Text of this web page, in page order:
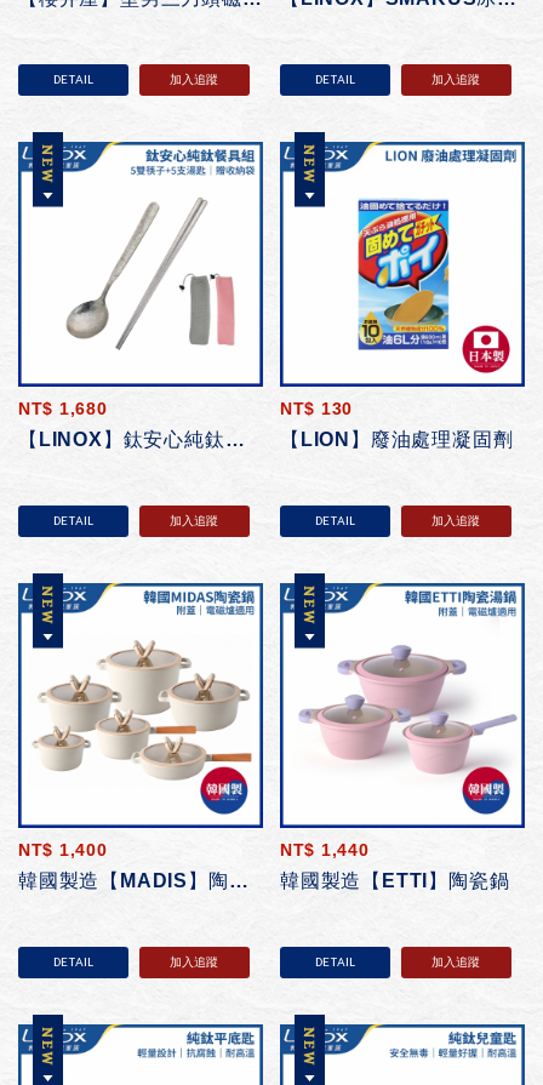
DETAIL 加入追蹤 DETAIL 加入追蹤
NT$ 1,680
【LINOX】鈦安心純鈦餐具組
DETAIL 加入追蹤
NT$ 130
【LION】廢油處理凝固劑
DETAIL 加入追蹤
NT$ 1,400
韓國製造【MADIS】陶瓷鍋
DETAIL 加入追蹤
NT$ 1,440
韓國製造【ETTI】陶瓷鍋
DETAIL 加入追蹤